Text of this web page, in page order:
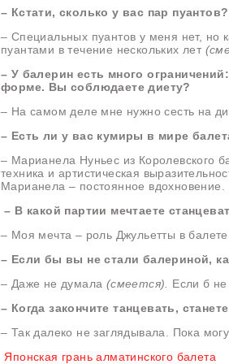
– Кстати, сколько у вас пар
– Специальных пуантов у меня нет, но
пуантами в течение нескольких лет
– У балерин есть много
форме. Вы соблюдаете диету?
– На самом деле мне нужно сесть на
– Есть ли у вас кумиры в мире
– Марианела Нуньес из Королевского
техника и артистическая
Марианела – постоянное вдохновение.
– В какой партии мечтаете
– Моя мечта – роль Джульетты в
– Если бы вы не стали балериной,
– Даже не думала (смеется).
Если б
– Когда закончите танцевать,
– Так далеко не заглядывала. Пока
Японская грань алматинского балета